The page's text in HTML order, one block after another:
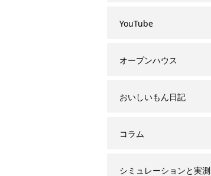
YouTube
オープンハウス
おいしいもん日記
コラム
シミュレーションと実測